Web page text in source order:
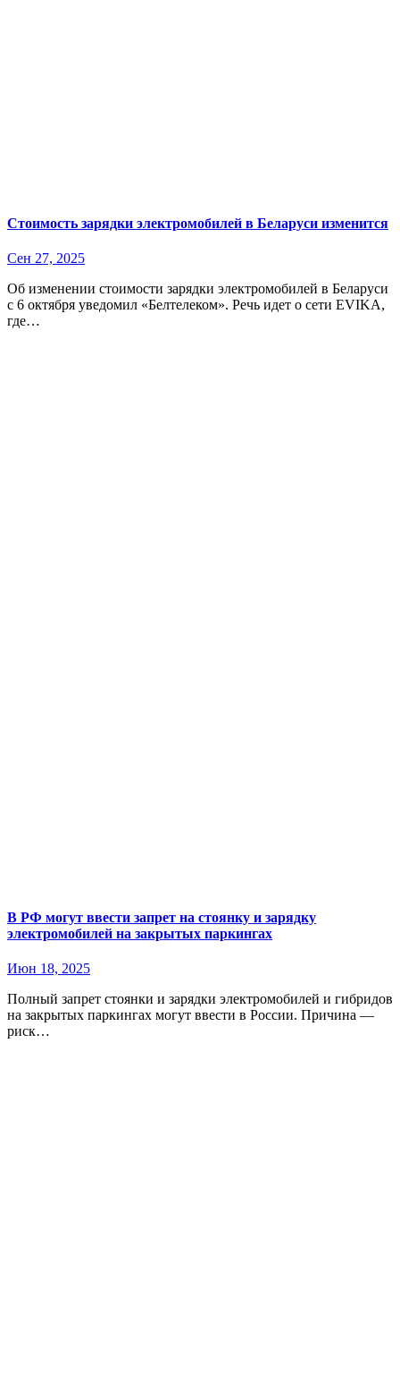
Стоимость зарядки электромобилей в Беларуси изменится
Сен 27, 2025
Об изменении стоимости зарядки электромобилей в Беларуси
с 6 октября уведомил «Белтелеком». Речь идет о сети EVIKA,
где…
В РФ могут ввести запрет на стоянку и зарядку
электромобилей на закрытых паркингах
Июн 18, 2025
Полный запрет стоянки и зарядки электромобилей и гибридов
на закрытых паркингах могут ввести в России. Причина —
риск…